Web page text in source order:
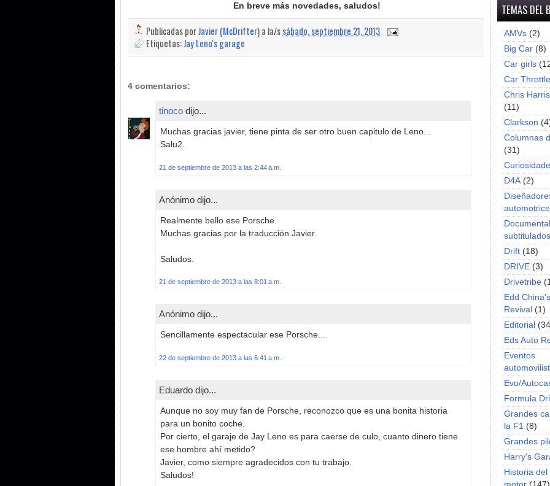
En breve más novedades, saludos!
Publicadas porJavier (McDrifter)a la/ssábado, septiembre 21, 2013
Etiquetas:Jay Leno's garage
4 comentarios:
tinoco dijo...
Muchas gracias javier, tiene pinta de ser otro buen capitulo de Leno...
Salu2.
21 de septiembre de 2013 a las 2:44 a.m.
Anónimo dijo...
Realmente bello ese Porsche.
Muchas gracias por la traducción Javier.
Saludos.
21 de septiembre de 2013 a las 8:01 a.m.
Anónimo dijo...
Sencillamente espectacular ese Porsche...
22 de septiembre de 2013 a las 6:41 a.m.
Eduardo dijo...
Aunque no soy muy fan de Porsche, reconozco que es una bonita historia
para un bonito coche.
Por cierto, el garaje de Jay Leno es para caerse de culo, cuanto dinero tiene
ese hombre ahí metido?
Javier, como siempre agradecidos con tu trabajo.
Saludos!
TEMAS DEL
AMVs (2)
Big Car (8)
Car girls
Car Throttle
Chris
(11)
Clarkson
Columnas
(31)
D4A (2)
subtitulados
Drift (18)
DRIVE (3)
Drivetribe
Edd
Revival (1)
Editorial
Eds Auto
Eventos
Evo/
Formula
Grandes
la F1 (8)
Grandes
Harry's
Historia